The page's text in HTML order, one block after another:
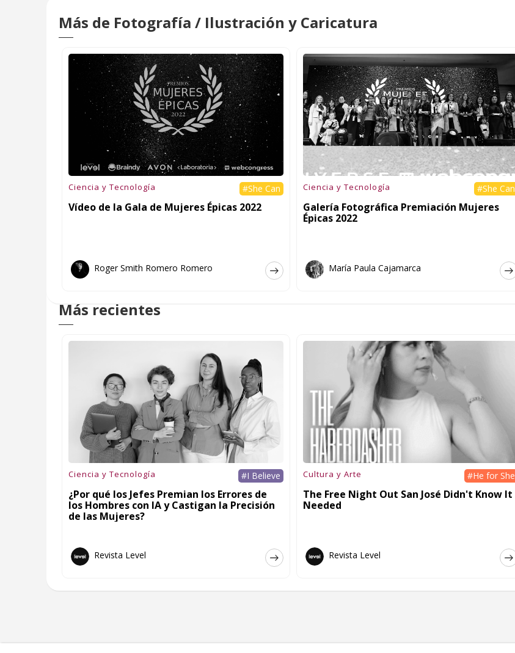
Más de Fotografía / Ilustración y Caricatura
Ciencia y Tecnología #She Can
Vídeo de la Gala de Mujeres Épicas 2022
Roger Smith Romero Romero
Ciencia y Tecnología #She Can
Galería Fotográfica Premiación Mujeres
Épicas 2022
María Paula Cajamarca
Más recientes
Ciencia y Tecnología #I Believe
¿Por qué los Jefes Premian los Errores de
los Hombres con IA y Castigan la Precisión
de las Mujeres?
Revista Level
Cultura y Arte #He for She
The Free Night Out San José Didn't Know It
Needed
Revista Level